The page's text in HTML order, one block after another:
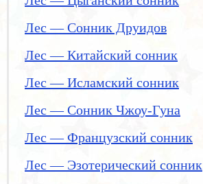
Лес — Сонник Друидов
Лес — Китайский сонник
Лес — Исламский сонник
Лес — Сонник Чжоу-Гуна
Лес — Французский сонник
Лес — Эзотерический сонник